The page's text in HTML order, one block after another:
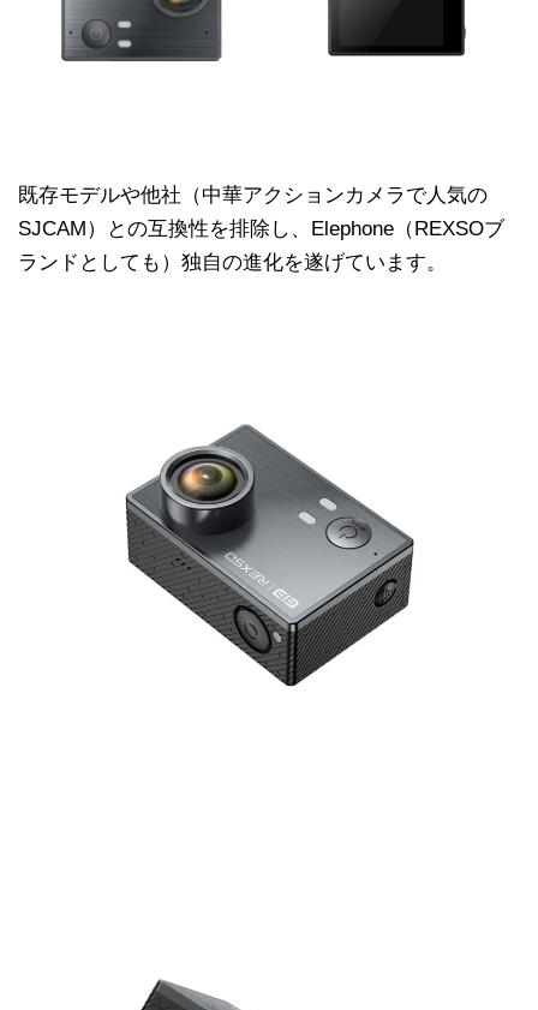
既存モデルや他社（中華アクションカメラで人気の
SJCAM）との互換性を排除し、Elephone（REXSOブ
ランドとしても）独自の進化を遂げています。